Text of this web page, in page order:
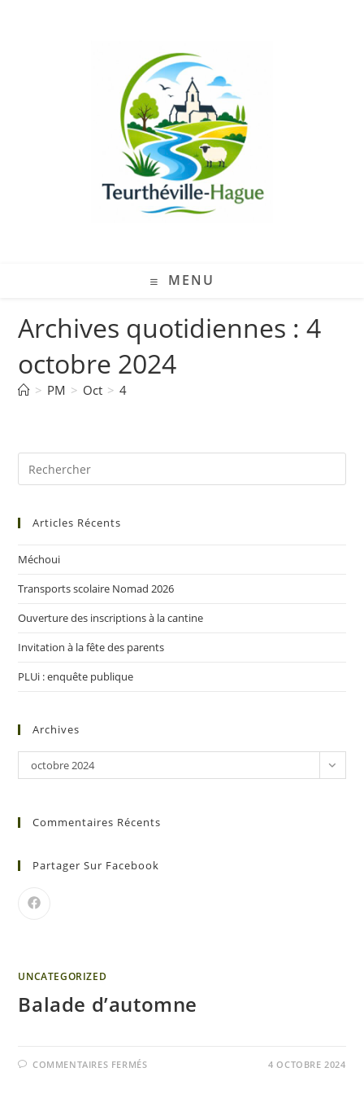
MENU
Archives quotidiennes : 4
octobre 2024
> PM > Oct > 4
Articles Récents
Méchoui
Transports scolaire Nomad 2026
Ouverture des inscriptions à la cantine
Invitation à la fête des parents
PLUi : enquête publique
Archives
octobre 2024
Commentaires Récents
Partager Sur Facebook
UNCATEGORIZED
Balade d’automne
COMMENTAIRES FERMÉS 4 OCTOBRE 2024